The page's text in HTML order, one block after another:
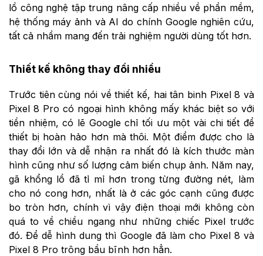
lồ công nghệ tập trung nâng cấp nhiều về phần mềm,
hệ thống máy ảnh và AI do chính Google nghiên cứu,
tất cả nhầm mang đến trải nghiệm người dùng tốt hơn.
Thiết kế không thay đổi nhiều
Trước tiên cùng nói về thiết kế, hai tân binh Pixel 8 và
Pixel 8 Pro có ngoại hình không mấy khác biệt so với
tiền nhiệm, có lẽ Google chỉ tối ưu một vài chi tiết để
thiết bị hoàn hảo hơn mà thôi. Một điểm được cho là
thay đổi lớn và dễ nhận ra nhất đó là kích thước màn
hình cũng như số lượng cảm biến chụp ảnh. Năm nay,
gã khổng lồ đã tỉ mỉ hơn trong từng đường nét, làm
cho nó cong hơn, nhất là ở các góc cạnh cũng được
bo tròn hơn, chính vì vậy điện thoại mới không còn
quá to về chiều ngang như những chiếc Pixel trước
đó. Để dễ hình dung thì Google đã làm cho Pixel 8 và
Pixel 8 Pro trông bầu bĩnh hơn hẳn.